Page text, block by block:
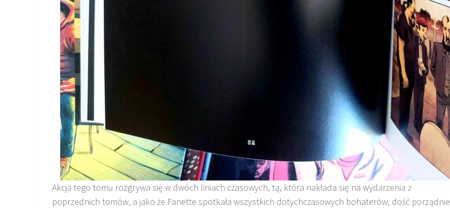
Akcja tego tomu rozgrywa się w dwóch liniach czasowych, tą, która nakłada się na wydarzenia z
poprzednich tomów, a jako że Fanette spotkała wszystkich dotychczasowych bohaterów, dość porządnie